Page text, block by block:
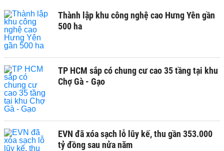
Thành lập khu công nghệ cao Hưng Yên gần
500 ha
TP HCM sắp có chung cư cao 35 tầng tại khu
Chợ Gà - Gạo
EVN đã xóa sạch lỗ lũy kế, thu gần 353.000
tỷ đồng sau nửa năm